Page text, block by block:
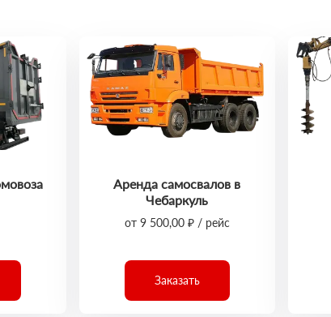
Аренда самосвалов в
Чебаркуль
от 9 500,00 ₽ / рейс
Заказать